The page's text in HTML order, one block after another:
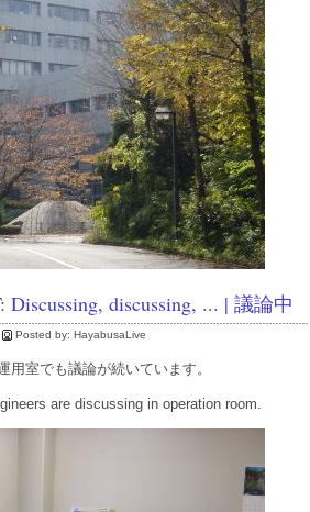
Discussing, discussing, ... | 議論中
Posted by: HayabusaLive
用室でも議論が続いています。
are discussing in operation room.